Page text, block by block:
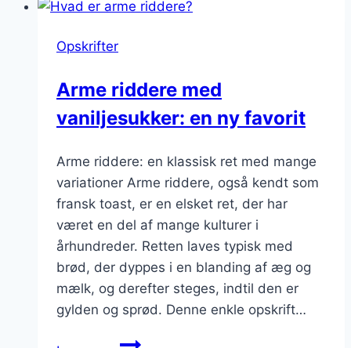
mørk
intens
smag
Opskrifter
Arme riddere med
vaniljesukker: en ny favorit
Arme riddere: en klassisk ret med mange
variationer Arme riddere, også kendt som
fransk toast, er en elsket ret, der har
været en del af mange kulturer i
århundreder. Retten laves typisk med
brød, der dyppes i en blanding af æg og
mælk, og derefter steges, indtil den er
gylden og sprød. Denne enkle opskrift…
Arme